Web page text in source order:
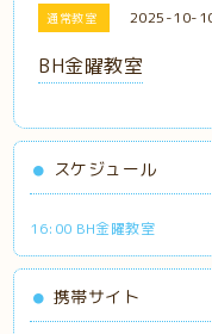
通常教室 2025-10-
BH金曜教室
スケジュール
16:00 BH金曜教室
携帯サイト